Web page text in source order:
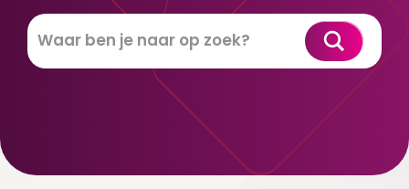
Zoeken